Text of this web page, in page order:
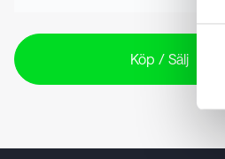
Köp / Sälj